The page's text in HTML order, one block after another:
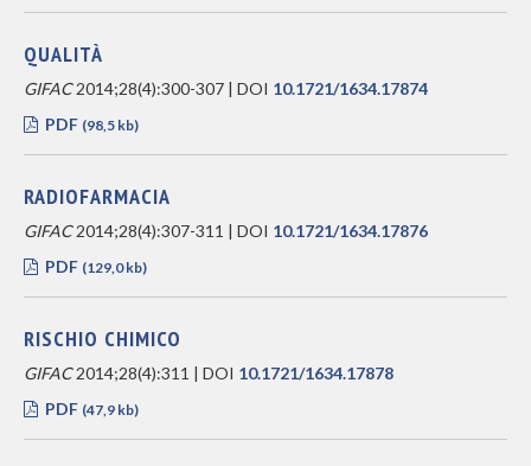
QUALITÀ
GIFAC2014;28(4):300-307 | DOI 10.1721/1634.17874
PDF (98,5 kb)
RADIOFARMACIA
GIFAC2014;28(4):307-311 | DOI 10.1721/1634.17876
PDF (129,0 kb)
RISCHIO CHIMICO
GIFAC2014;28(4):311 | DOI 10.1721/1634.17878
PDF (47,9 kb)